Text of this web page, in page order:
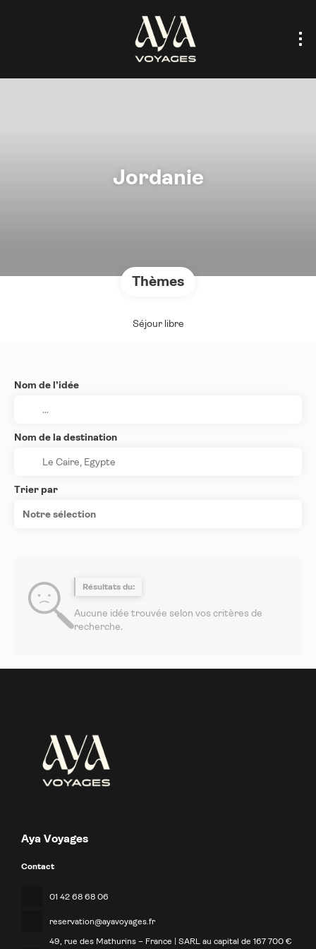
Jordanie
Thèmes
Séjour libre
Nom de l’idée
Nom de la destination
Trier par
Notre sélection
Résultats du:
Aucune idée trouvée selon vos critères de
recherche.
Aya Voyages
Contact
01 42 68 68 06
reservation@ayavoyages.fr
49, rue des Mathurins – France | SARL au capital de 167 700 €